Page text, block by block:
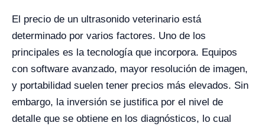
El precio de un ultrasonido veterinario está
determinado por varios factores. Uno de los
principales es la tecnología que incorpora. Equipos
con software avanzado, mayor resolución de imagen,
y portabilidad suelen tener precios más elevados. Sin
embargo, la inversión se justifica por el nivel de
detalle que se obtiene en los diagnósticos, lo cual